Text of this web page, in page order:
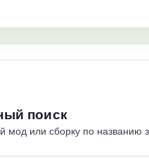
поиск
мод или сборку по названию